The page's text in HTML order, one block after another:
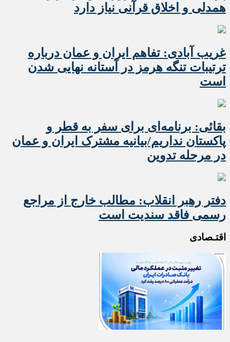
همدلی و اخلاق قرآنی نیاز دارد
غریب آبادی: تفاهم ایران و عمان درباره
ترتیبات تنگه هرمز در آستانه نهایی شدن
است
بقائی: برنامه‌ای برای سفر به قطر و
پاکستان نداریم/بیانیه مشترک ایران و عمان
در مرحله تدوین
دفتر رهبر انقلاب: مطالب خارج از مراجع
رسمی فاقد سندیت است
اقتـصادی